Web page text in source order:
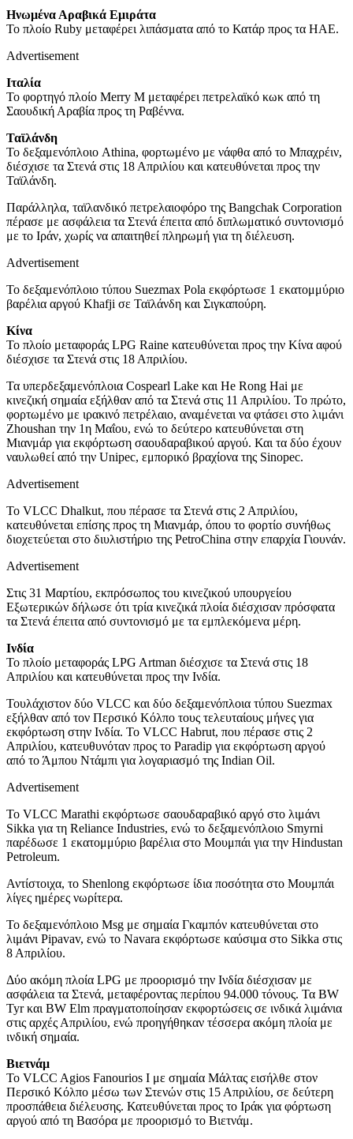
Ηνωμένα Αραβικά Εμιράτα
Το πλοίο Ruby μεταφέρει λιπάσματα από το Κατάρ προς τα ΗΑΕ.
Advertisement
Ιταλία
Το φορτηγό πλοίο Merry M μεταφέρει πετρελαϊκό κωκ από τη
Σαουδική Αραβία προς τη Ραβέννα.
Ταϊλάνδη
Το δεξαμενόπλοιο Athina, φορτωμένο με νάφθα από το Μπαχρέιν,
διέσχισε τα Στενά στις 18 Απριλίου και κατευθύνεται προς την
Ταϊλάνδη.
Παράλληλα, ταϊλανδικό πετρελαιοφόρο της Bangchak Corporation
πέρασε με ασφάλεια τα Στενά έπειτα από διπλωματικό συντονισμό
με το Ιράν, χωρίς να απαιτηθεί πληρωμή για τη διέλευση.
Advertisement
Το δεξαμενόπλοιο τύπου Suezmax Pola εκφόρτωσε 1 εκατομμύριο
βαρέλια αργού Khafji σε Ταϊλάνδη και Σιγκαπούρη.
Κίνα
Το πλοίο μεταφοράς LPG Raine κατευθύνεται προς την Κίνα αφού
διέσχισε τα Στενά στις 18 Απριλίου.
Τα υπερδεξαμενόπλοια Cospearl Lake και He Rong Hai με
κινεζική σημαία εξήλθαν από τα Στενά στις 11 Απριλίου. Το πρώτο,
φορτωμένο με ιρακινό πετρέλαιο, αναμένεται να φτάσει στο λιμάνι
Zhoushan την 1η Μαΐου, ενώ το δεύτερο κατευθύνεται στη
Μιανμάρ για εκφόρτωση σαουδαραβικού αργού. Και τα δύο έχουν
ναυλωθεί από την Unipec, εμπορικό βραχίονα της Sinopec.
Advertisement
Το VLCC Dhalkut, που πέρασε τα Στενά στις 2 Απριλίου,
κατευθύνεται επίσης προς τη Μιανμάρ, όπου το φορτίο συνήθως
διοχετεύεται στο διυλιστήριο της PetroChina στην επαρχία Γιουνάν.
Advertisement
Στις 31 Μαρτίου, εκπρόσωπος του κινεζικού υπουργείου
Εξωτερικών δήλωσε ότι τρία κινεζικά πλοία διέσχισαν πρόσφατα
τα Στενά έπειτα από συντονισμό με τα εμπλεκόμενα μέρη.
Ινδία
Το πλοίο μεταφοράς LPG Artman διέσχισε τα Στενά στις 18
Απριλίου και κατευθύνεται προς την Ινδία.
Τουλάχιστον δύο VLCC και δύο δεξαμενόπλοια τύπου Suezmax
εξήλθαν από τον Περσικό Κόλπο τους τελευταίους μήνες για
εκφόρτωση στην Ινδία. Το VLCC Habrut, που πέρασε στις 2
Απριλίου, κατευθυνόταν προς το Paradip για εκφόρτωση αργού
από το Άμπου Ντάμπι για λογαριασμό της Indian Oil.
Advertisement
Το VLCC Marathi εκφόρτωσε σαουδαραβικό αργό στο λιμάνι
Sikka για τη Reliance Industries, ενώ το δεξαμενόπλοιο Smyrni
παρέδωσε 1 εκατομμύριο βαρέλια στο Μουμπάι για την Hindustan
Petroleum.
Αντίστοιχα, το Shenlong εκφόρτωσε ίδια ποσότητα στο Μουμπάι
λίγες ημέρες νωρίτερα.
Το δεξαμενόπλοιο Msg με σημαία Γκαμπόν κατευθύνεται στο
λιμάνι Pipavav, ενώ το Navara εκφόρτωσε καύσιμα στο Sikka στις
8 Απριλίου.
Δύο ακόμη πλοία LPG με προορισμό την Ινδία διέσχισαν με
ασφάλεια τα Στενά, μεταφέροντας περίπου 94.000 τόνους. Τα BW
Tyr και BW Elm πραγματοποίησαν εκφορτώσεις σε ινδικά λιμάνια
στις αρχές Απριλίου, ενώ προηγήθηκαν τέσσερα ακόμη πλοία με
ινδική σημαία.
Βιετνάμ
Το VLCC Agios Fanourios I με σημαία Μάλτας εισήλθε στον
Περσικό Κόλπο μέσω των Στενών στις 15 Απριλίου, σε δεύτερη
προσπάθεια διέλευσης. Κατευθύνεται προς το Ιράκ για φόρτωση
αργού από τη Βασόρα με προορισμό το Βιετνάμ.